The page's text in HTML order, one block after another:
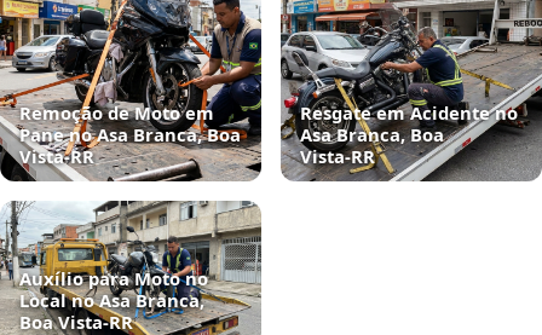
Remoção de Moto em
Pane no Asa Branca, Boa
Vista‑RR
Resgate em Acidente no
Asa Branca, Boa
Vista‑RR
Auxílio para Moto no
Local no Asa Branca,
Boa Vista‑RR